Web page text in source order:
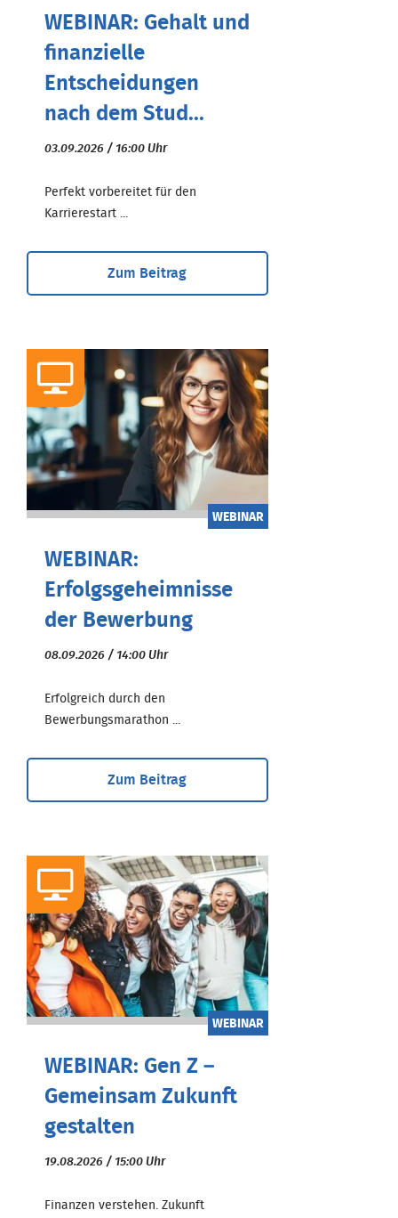
WEBINAR: Gehalt und
finanzielle
Entscheidungen
nach dem Stud...
03.09.2026 / 16:00 Uhr
Perfekt vorbereitet für den
Karrierestart ...
Zum Beitrag
WEBINAR
WEBINAR:
Erfolgsgeheimnisse
der Bewerbung
08.09.2026 / 14:00 Uhr
Erfolgreich durch den
Bewerbungsmarathon ...
Zum Beitrag
WEBINAR
WEBINAR: Gen Z –
Gemeinsam Zukunft
gestalten
19.08.2026 / 15:00 Uhr
Finanzen verstehen. Zukunft